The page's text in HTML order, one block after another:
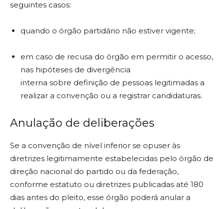
seguintes casos:
quando o órgão partidário não estiver vigente;
em caso de recusa do órgão em permitir o acesso,
nas hipóteses de divergência
interna sobre definição de pessoas legitimadas a
realizar a convenção ou a registrar candidaturas.
Anulação de deliberações
Se a convenção de nível inferior se opuser às
diretrizes legitimamente estabelecidas pelo órgão de
direção nacional do partido ou da federação,
conforme estatuto ou diretrizes publicadas até 180
dias antes do pleito, esse órgão poderá anular a